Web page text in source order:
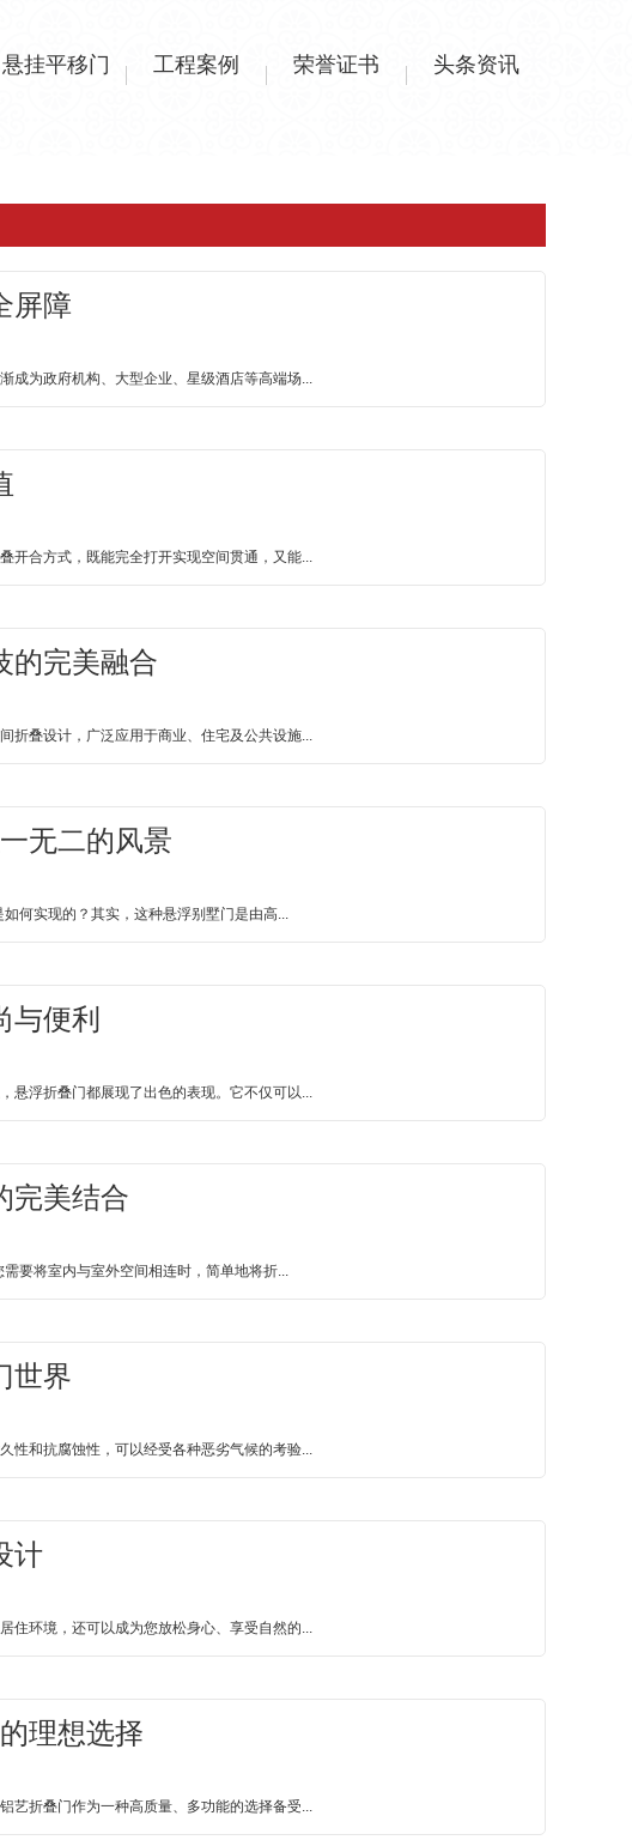
悬挂平移门 工程案例 荣誉证书 头条资讯
屏障
成为政府机构、大型企业、星级酒店等高端场...
开合方式，既能完全打开实现空间贯通，又能...
的完美融合
折叠设计，广泛应用于商业、住宅及公共设施...
无二的风景
何实现的？其实，这种悬浮别墅门是由高...
与便利
悬浮折叠门都展现了出色的表现。它不仅可以...
完美结合
要将室内与室外空间相连时，简单地将折...
世界
性和抗腐蚀性，可以经受各种恶劣气候的考验...
计
住环境，还可以成为您放松身心、享受自然的...
理想选择
艺折叠门作为一种高质量、多功能的选择备受...